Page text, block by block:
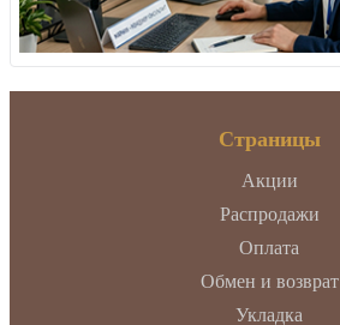
Страницы
Акции
Распродажи
Оплата
Обмен и возврат
Укладка